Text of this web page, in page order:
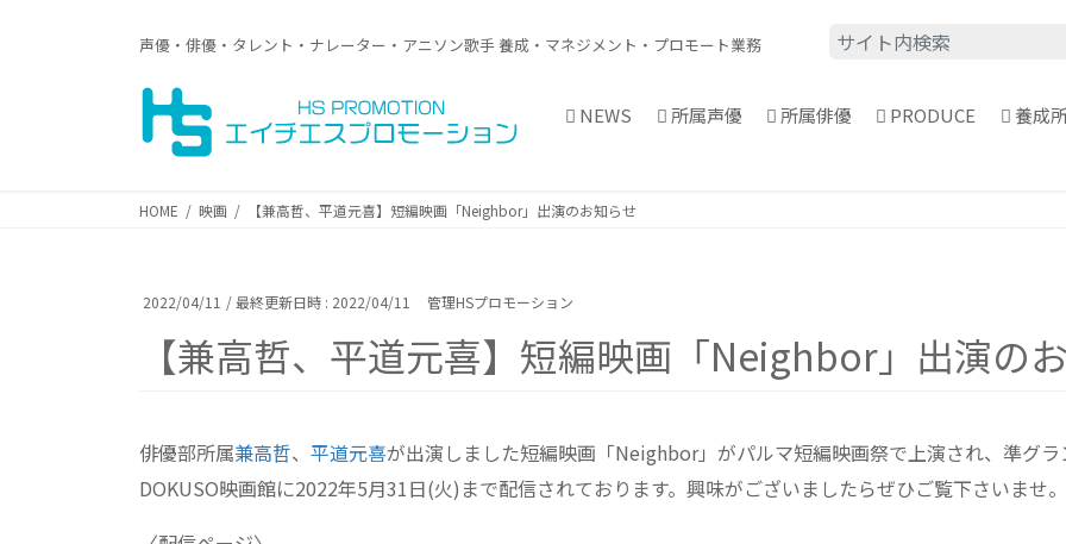
声優・俳優・タレント・ナレーター・アニソン歌手 養成・ マネジメント・プロモート業務
NEWS 所属声優 所属俳優 PRODUCE 養成
HOME 映画 【兼高哲、平道元喜】短編映画「Neighbor」出演のお知らせ
2022/04/11 / 最終更新日時 : 2022/04/11 管理HSプロモーション
【兼高哲、平道元喜】短編映画「Neighbor」出演の
俳優部所属兼高哲、 平道元喜が出演しました短編映画「Neighbor」がパルマ短編映画祭で上演され、準グ
DOKUSO映画館に2022年5月31日(火)まで配信されております。興味がございましたらぜひご覧下さいませ。